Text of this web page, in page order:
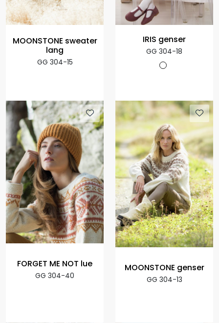
MOONSTONE sweater
lang
GG 304-15
IRIS genser
GG 304-18
FORGET ME NOT lue
GG 304-40
MOONSTONE genser
GG 304-13